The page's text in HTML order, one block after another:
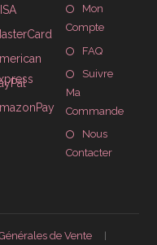
Mon
Compte
FAQ
Suivre
Ma
Commande
Nous
Contacter
de Vente